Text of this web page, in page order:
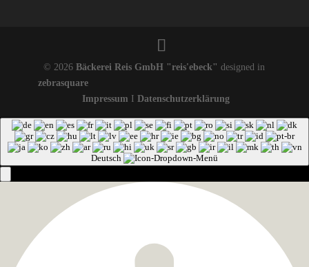
© 2026Bäckerei Reis GmbH "reis'ebeck" designed in
zebrasquare
Impressum I Datenschutzerklärung
Deutsch